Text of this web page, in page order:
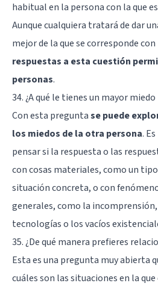
habitual en la persona con la que
Aunque cualquiera tratará de dar
mejor de la que se corresponde
respuestas a esta cuestión
personas.
34. ¿A qué le tienes un mayor
Con esta preguntase puede
los miedos de la otra persona.
pensar si la respuesta o las
con cosas materiales, como un
situación concreta, o con
generales, como la incomprensión,
tecnologías o los vacíos
35. ¿De qué manera prefieres
Esta es una pregunta muy abierta
cuáles son las situaciones en la